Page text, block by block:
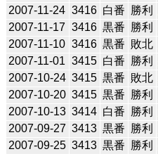
2007-11-24 3416 白番 勝利
2007-11-17 3416 黒番 勝利
2007-11-10 3416 黒番 敗北
2007-11-01 3415 白番 勝利
2007-10-24 3415 黒番 敗北
2007-10-20 3415 黒番 勝利
2007-10-13 3414 白番 勝利
2007-09-27 3413 黒番 勝利
2007-09-25 3413 黒番 勝利